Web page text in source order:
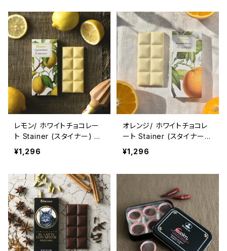
レモン/ ホワイトチョコレー
ト Stainer (スタイナー) チ
ョコタブレット White choc
olate bar with Lemon
¥1,296
オレンジ/ ホワイトチョコレ
ート Stainer (スタイナー)
チョコタブレット White ch
ocolate bar with Orang
¥1,296